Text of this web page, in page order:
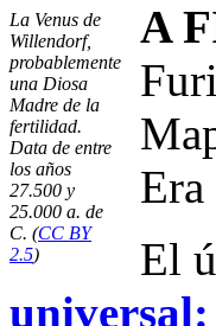
La Venus de
Willendorf,
probablemente
una Diosa
Madre de la
fertilidad.
Data de entre
los años
27.500 y
25.000 a. de
C. (CC BY
2.5)
A
El